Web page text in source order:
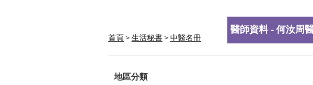
首頁 > 生活秘書 > 中醫名冊
地區分類
醫師資料 - 何汝周